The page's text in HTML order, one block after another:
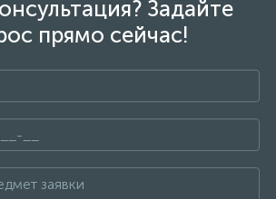
Задайте
прямо сейчас!